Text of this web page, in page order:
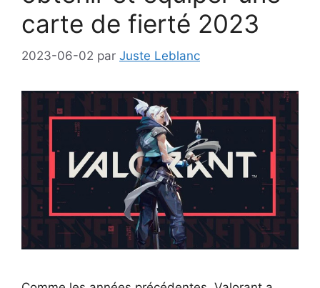
carte de fierté 2023
2023-06-02 par Juste Leblanc